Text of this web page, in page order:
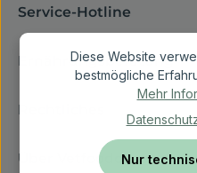
Service-Hotline
Ernährungsberatung
Rechtliches
Über Vetfoodcoach
Diese Website
bestmögliche
Mehr
Nur